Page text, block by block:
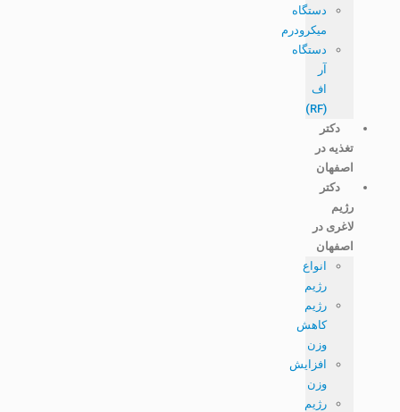
دستگاه
میکرودرم
دستگاه
آر
اف
(RF)
دکتر
تغذیه در
اصفهان
دکتر
رژیم
لاغری در
اصفهان
انواع
رژیم
رژیم
کاهش
وزن
افزایش
وزن
رژیم